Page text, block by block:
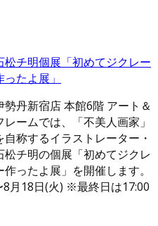
松チ明個展「初めてジクレー
ったよ展」
勢丹新宿店 本館6階 アート＆
レームでは、「不美人画家」
自称するイラストレーター・
松チ明の個展「初めてジクレ
作ったよ展」を開催します。
月18日(火) ※最終日は17:00